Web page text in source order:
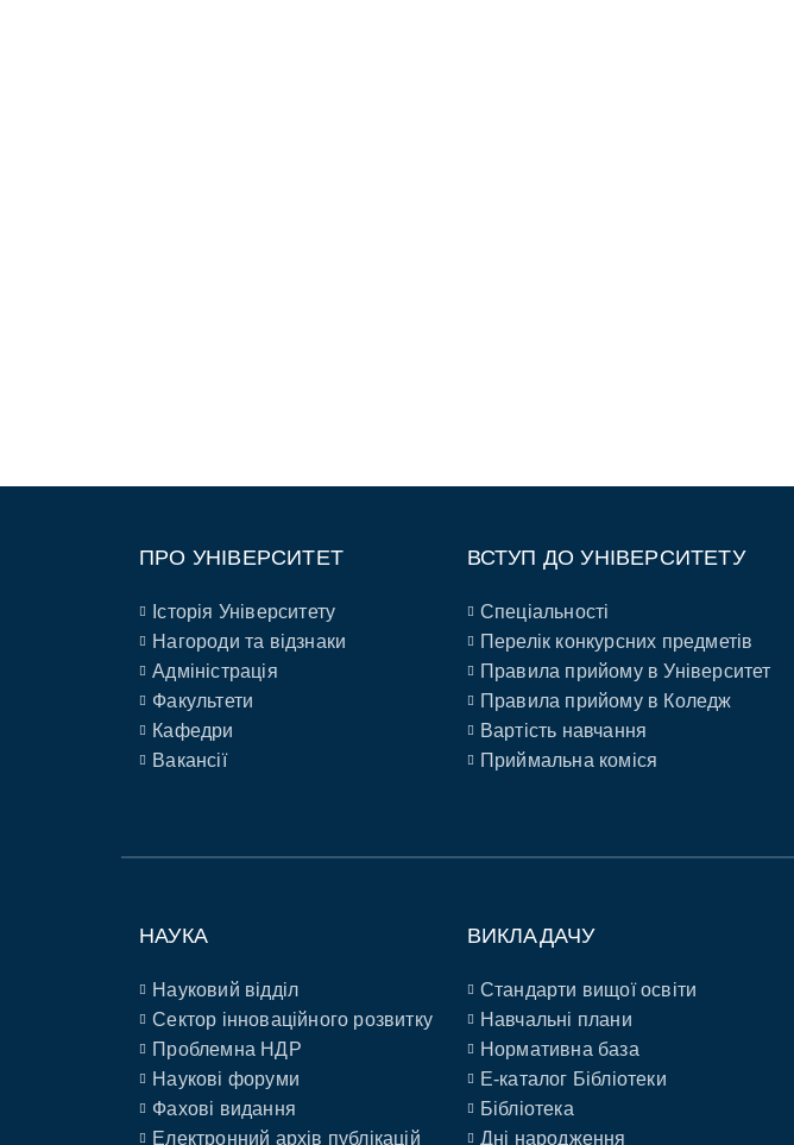
ПРО УНІВЕРСИТЕТ
Історія Університету
Нагороди та відзнаки
Адміністрація
Факультети
Кафедри
Вакансії
ВСТУП ДО УНІВЕРСИТЕТУ
Спеціальності
Перелік конкурсних предметів
Правила прийому в Університет
Правила прийому в Коледж
Вартість навчання
Приймальна коміся
НАУКА
Науковий відділ
Сектор інноваційного розвитку
Проблемна НДР
Наукові форуми
Фахові видання
Електронний архів публікацій
ВИКЛАДАЧУ
Стандарти вищої освіти
Навчальні плани
Нормативна база
E-каталог Бібліотеки
Бібліотека
Дні народження